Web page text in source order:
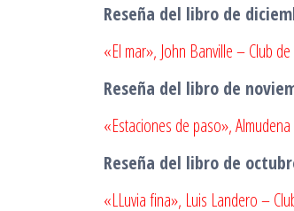
Reseña del libro de
«El mar», John Banville – Club
Reseña del libro de
«Estaciones de paso»,
Reseña del libro de
«LLuvia fina», Luis Landero –